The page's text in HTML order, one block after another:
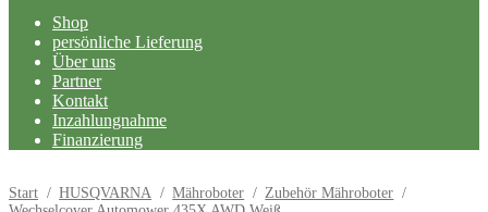
Shop
persönliche Lieferung
Über uns
Partner
Kontakt
Inzahlungnahme
Finanzierung
Start / HUSQVARNA / Mähroboter / Zubehör Mähroboter /